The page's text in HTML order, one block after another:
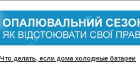
Что делать, если дома холодные батареи